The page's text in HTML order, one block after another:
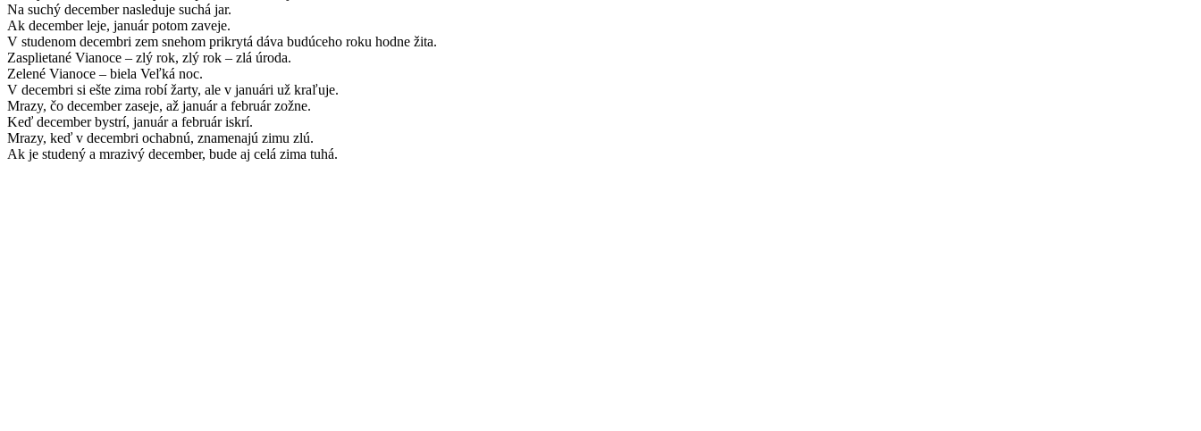
Na suchý december nasleduje suchá jar.
Ak december leje, január potom zaveje.
V studenom decembri zem snehom prikrytá dáva budúceho roku hodne žita.
Zasplietané Vianoce – zlý rok, zlý rok – zlá úroda.
Zelené Vianoce – biela Veľká noc.
V decembri si ešte zima robí žarty, ale v januári už kraľuje.
Mrazy, čo december zaseje, až január a február zožne.
Keď december bystrí, január a február iskrí.
Mrazy, keď v decembri ochabnú, znamenajú zimu zlú.
Ak je studený a mrazivý december, bude aj celá zima tuhá.